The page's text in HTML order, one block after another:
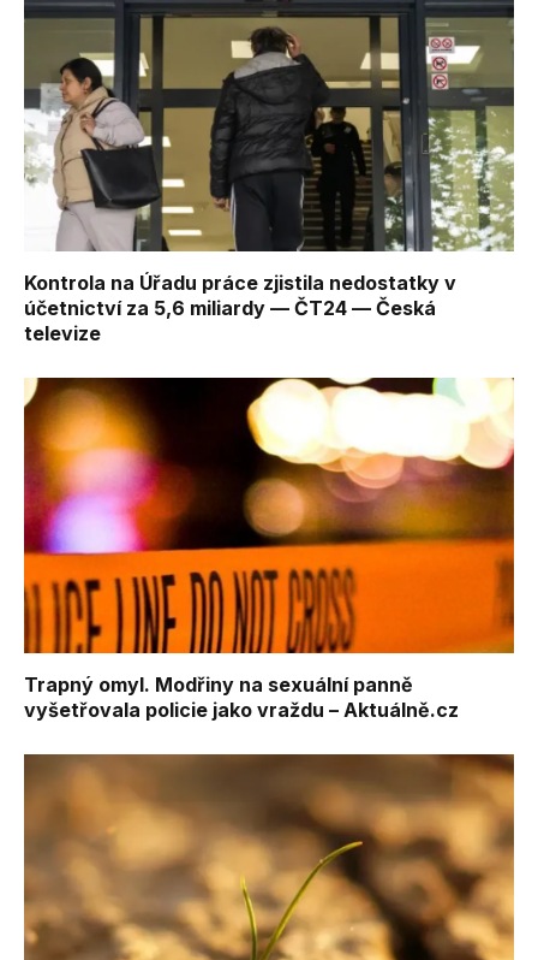
Kontrola na Úřadu práce zjistila nedostatky v
účetnictví za 5,6 miliardy — ČT24 — Česká
televize
Trapný omyl. Modřiny na sexuální panně
vyšetřovala policie jako vraždu – Aktuálně.cz